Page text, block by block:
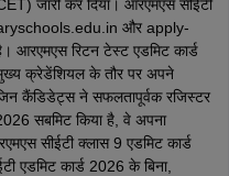
जारी कर दिया। आरएमएस सीईटी
और apply-
आरएमएस रिटन टेस्ट एडमिट कार्ड
क्रेडेंशियल के तौर पर अपने
कैंडिडेट्स ने सफलतापूर्वक रजिस्टर
सबमिट किया है, वे अपना
सीईटी क्लास 9 एडमिट कार्ड
एडमिट कार्ड 2026 के बिना,